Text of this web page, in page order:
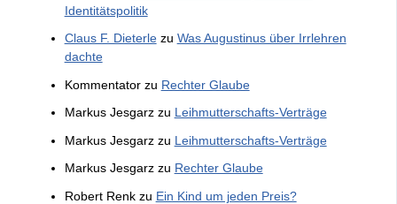
Identitätspolitik
Claus F. Dieterlezu Was Augustinus über Irrlehren
dachte
Kommentatorzu Rechter Glaube
Markus Jesgarzzu Leihmutterschafts-Verträge
Markus Jesgarzzu Leihmutterschafts-Verträge
Markus Jesgarzzu Rechter Glaube
Robert Renkzu Ein Kind um jeden Preis?